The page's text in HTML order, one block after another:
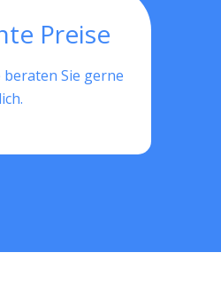
Preise
Sie gerne